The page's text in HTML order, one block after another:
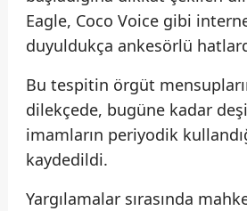
Eagle, Coco Voice gibi
duyuldukça ankesörlü
Bu tespitin örgüt
dilekçede, bugüne kadar
imamların periyodik
kaydedildi.
Yargılamalar sırasında